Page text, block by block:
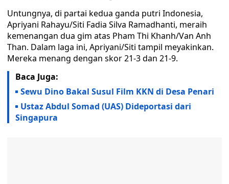
Untungnya, di partai kedua ganda putri Indonesia,
Apriyani Rahayu/Siti Fadia Silva Ramadhanti, meraih
kemenangan dua gim atas Pham Thi Khanh/Van Anh
Than. Dalam laga ini, Apriyani/Siti tampil meyakinkan.
Mereka menang dengan skor 21-3 dan 21-9.
Baca Juga:
Sewu Dino Bakal Susul Film KKN di Desa Penari
Ustaz Abdul Somad (UAS) Dideportasi dari
Singapura